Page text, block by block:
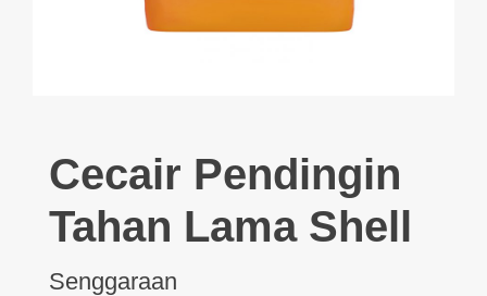
Cecair Pendingin
Tahan Lama Shell
Senggaraan